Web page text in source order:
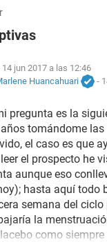
14 jun 2017 a las 12:46
Huancahuari
-
pregunta es la
tomándome
el caso es que
el prospecto he
aunque eso
hasta aquí todo
semana del
la
como